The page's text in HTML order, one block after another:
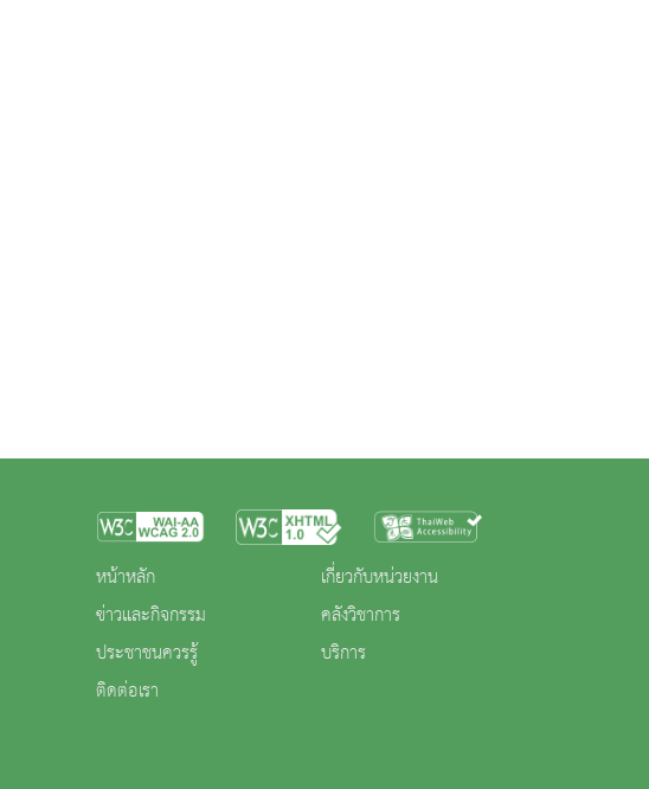
หน้าหลัก
ข่าวและกิจกรรม
ประชาชนควรรู้
ติดต่อเรา
เกี่ยวกับหน่วยงาน
คลังวิชาการ
บริการ